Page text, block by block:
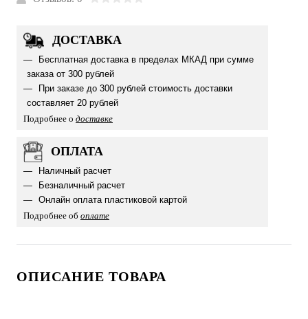
ДОСТАВКА
Бесплатная доставка в пределах МКАД при сумме
заказа от 300 рублей
При заказе до 300 рублей стоимость доставки
составляет 20 рублей
Подробнее о доставке
ОПЛАТА
Наличный расчет
Безналичный расчет
Онлайн оплата пластиковой картой
Подробнее об оплате
ОПИСАНИЕ ТОВАРА